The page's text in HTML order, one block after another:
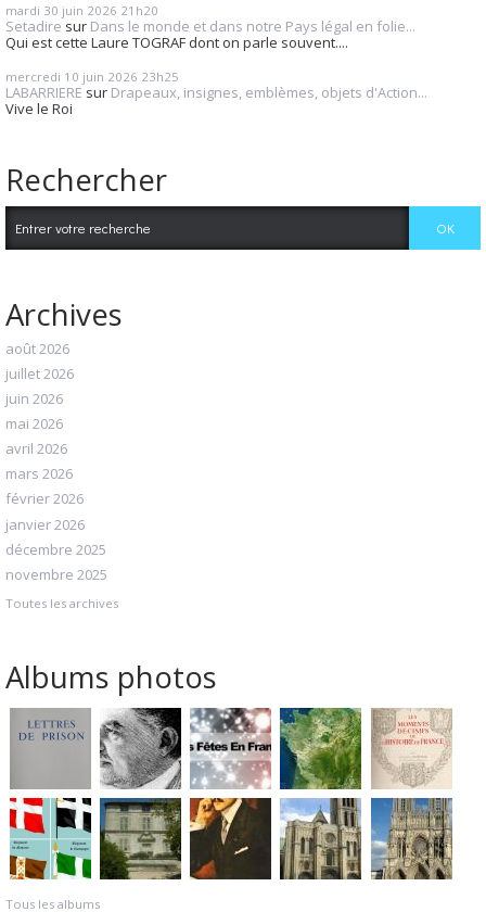
mardi 30 juin 2026 21h20
Setadire sur Dans le monde et dans notre Pays légal en folie...
Qui est cette Laure TOGRAF dont on parle souvent....
mercredi 10 juin 2026 23h25
LABARRIERE sur Drapeaux, insignes, emblèmes, objets d'Action...
Vive le Roi
Rechercher
Archives
août 2026
juillet 2026
juin 2026
mai 2026
avril 2026
mars 2026
février 2026
janvier 2026
décembre 2025
novembre 2025
Toutes les archives
Albums photos
Tous les albums